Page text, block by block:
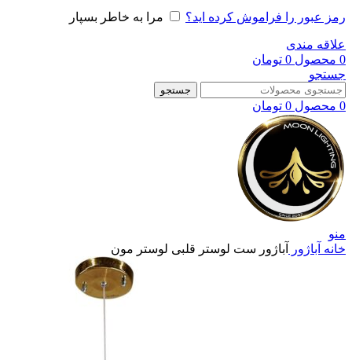
رمز عبور را فراموش کرده اید؟ مرا به خاطر بسپار
علاقه مندی
0 محصول 0 تومان
جستجو
جستجو
0 محصول 0 تومان
منو
خانه آباژور آباژور ست لوستر قلبی لوستر مون